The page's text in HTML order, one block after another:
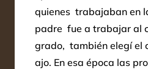
quienes trabajaban en
padre fue a trabajar al
grado, también elegí el
ajo. En esa época las